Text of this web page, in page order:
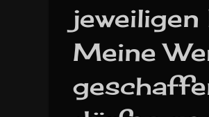
jeweiligen
Meine